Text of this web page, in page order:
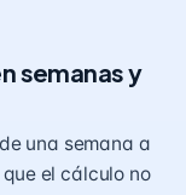
semanas y
una semana a
el cálculo no